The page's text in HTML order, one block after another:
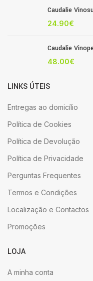
Caudalie
24.90€
Caudalie
48.00€
LINKS ÚTEIS
Entregas ao domicílio
Política de Cookies
Política de Devolução
Política de Privacidade
Perguntas Frequentes
Termos e Condições
Localização e Contactos
Promoções
LOJA
A minha conta